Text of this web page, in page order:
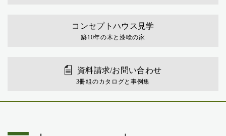
コンセプトハウス見学
築10年の木と漆喰の家
資料請求/お問い合わせ
3冊組のカタログと事例集